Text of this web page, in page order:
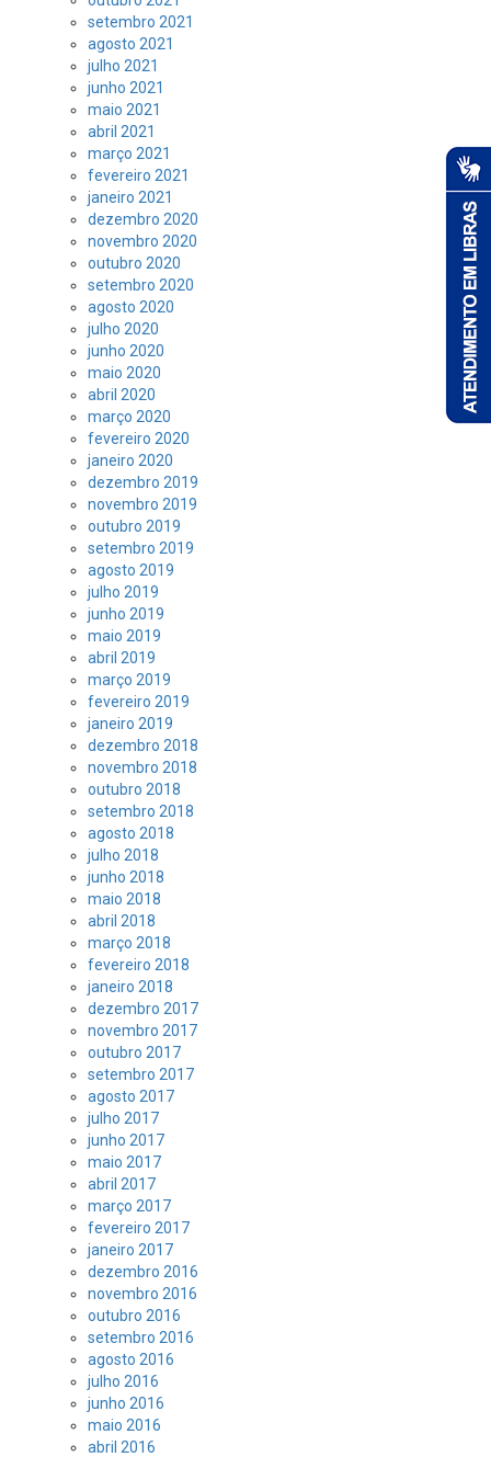
setembro 2021
agosto 2021
julho 2021
junho 2021
maio 2021
abril 2021
março 2021
fevereiro 2021
janeiro 2021
dezembro 2020
novembro 2020
outubro 2020
setembro 2020
agosto 2020
julho 2020
junho 2020
maio 2020
abril 2020
março 2020
fevereiro 2020
janeiro 2020
dezembro 2019
novembro 2019
outubro 2019
setembro 2019
agosto 2019
julho 2019
junho 2019
maio 2019
abril 2019
março 2019
fevereiro 2019
janeiro 2019
dezembro 2018
novembro 2018
outubro 2018
setembro 2018
agosto 2018
julho 2018
junho 2018
maio 2018
abril 2018
março 2018
fevereiro 2018
janeiro 2018
dezembro 2017
novembro 2017
outubro 2017
setembro 2017
agosto 2017
julho 2017
junho 2017
maio 2017
abril 2017
março 2017
fevereiro 2017
janeiro 2017
dezembro 2016
novembro 2016
outubro 2016
setembro 2016
agosto 2016
julho 2016
junho 2016
maio 2016
abril 2016